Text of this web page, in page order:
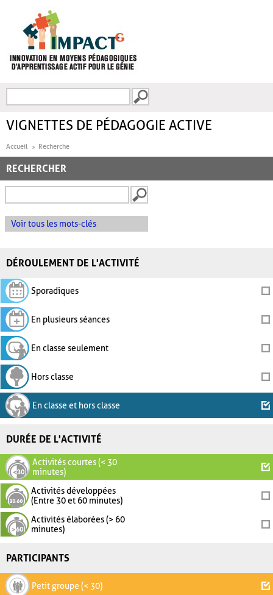
FORMULAIRE DE
VIGNETTES DE PÉDAGOGIE ACTIVE
Accueil Recherche
RECHERCHER
Voir tous les mots-clés
DÉROULEMENT DE L'ACTIVITÉ
Sporadiques
En plusieurs séances
En classe seulement
Hors classe
En classe et hors classe
DURÉE DE L'ACTIVITÉ
Activités courtes (< 30
minutes)
Activités développées
(Entre 30 et 60 minutes)
Activités élaborées (> 60
minutes)
PARTICIPANTS
Petit groupe (< 30)